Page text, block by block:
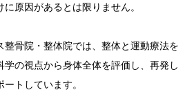
原因があるとは限りません。
整骨院・整体院では、整体と運動療法を
学の視点から身体全体を評価し、再発し
トしています。